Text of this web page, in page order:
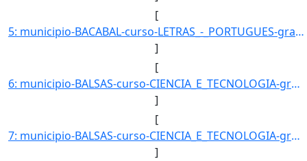
[
5: municipio-BACABAL-curso-LETRAS_-_PORTUGUES-grau-LICENCIATURA-turno-Vespertino-modalidade-Presencial-]
]
[
6: municipio-BALSAS-curso-CIENCIA_E_TECNOLOGIA-grau-BACHARELADO-turno-Matutino-modalidade-Presencial-ni]
]
[
7: municipio-BALSAS-curso-CIENCIA_E_TECNOLOGIA-grau-BACHARELADO-turno-Noturno-modalidade-Presencial-niv]
]